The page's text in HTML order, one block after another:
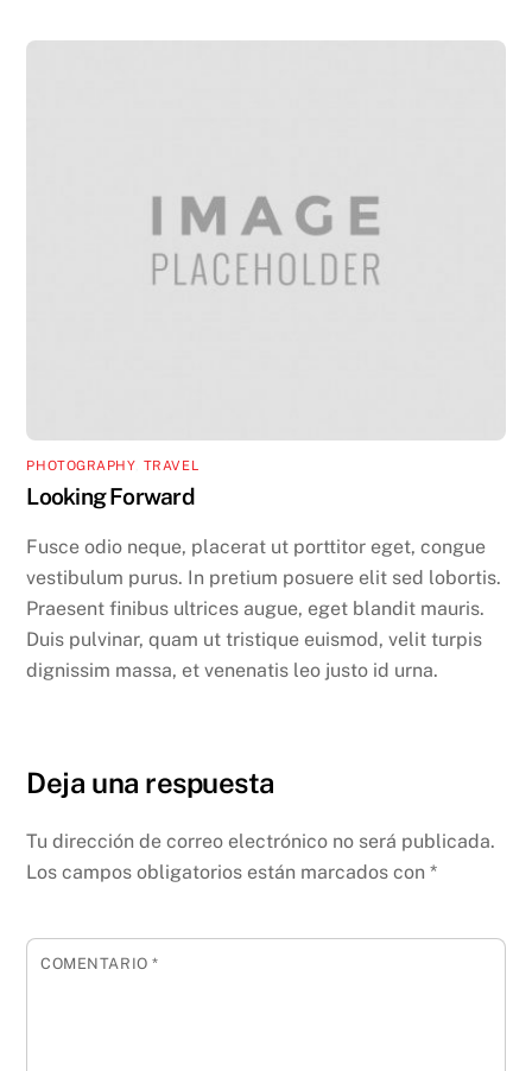
PHOTOGRAPHY, TRAVEL
Looking Forward
Fusce odio neque, placerat ut porttitor eget, congue
vestibulum purus. In pretium posuere elit sed lobortis.
Praesent finibus ultrices augue, eget blandit mauris.
Duis pulvinar, quam ut tristique euismod, velit turpis
dignissim massa, et venenatis leo justo id urna.
Deja una respuesta
Tu dirección de correo electrónico no será publicada.
Los campos obligatorios están marcados con*
COMENTARIO*